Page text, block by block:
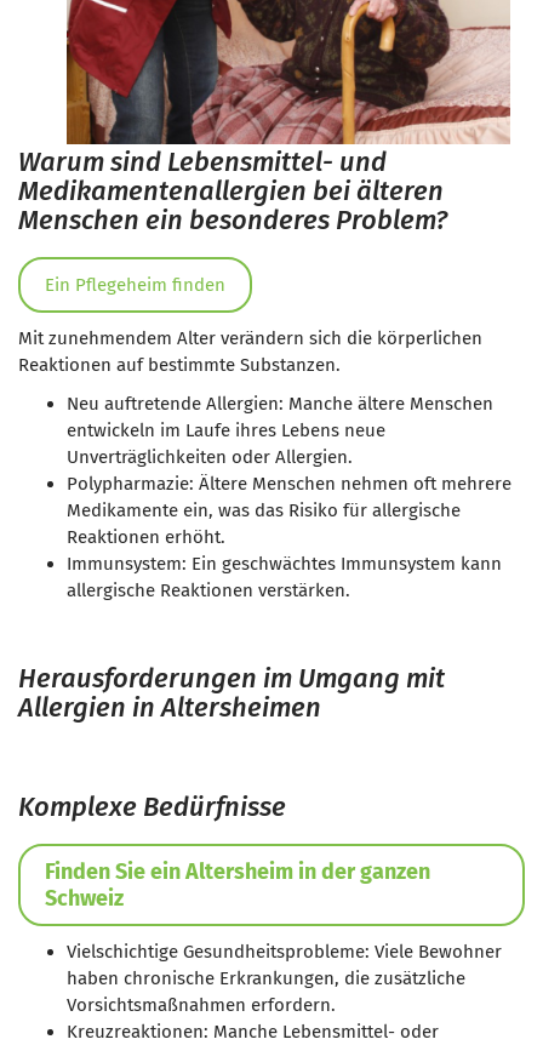
Warum sind Lebensmittel- und
Medikamentenallergien bei älteren
Menschen ein besonderes Problem?
Ein Pflegeheim finden
Mit zunehmendem Alter verändern sich die körperlichen
Reaktionen auf bestimmte Substanzen.
Neu auftretende Allergien: Manche ältere Menschen
entwickeln im Laufe ihres Lebens neue
Unverträglichkeiten oder Allergien.
Polypharmazie: Ältere Menschen nehmen oft mehrere
Medikamente ein, was das Risiko für allergische
Reaktionen erhöht.
Immunsystem: Ein geschwächtes Immunsystem kann
allergische Reaktionen verstärken.
Herausforderungen im Umgang mit
Allergien in Altersheimen
Komplexe Bedürfnisse
Finden Sie ein Altersheim in der ganzen
Schweiz
Vielschichtige Gesundheitsprobleme: Viele Bewohner
haben chronische Erkrankungen, die zusätzliche
Vorsichtsmaßnahmen erfordern.
Kreuzreaktionen: Manche Lebensmittel- oder